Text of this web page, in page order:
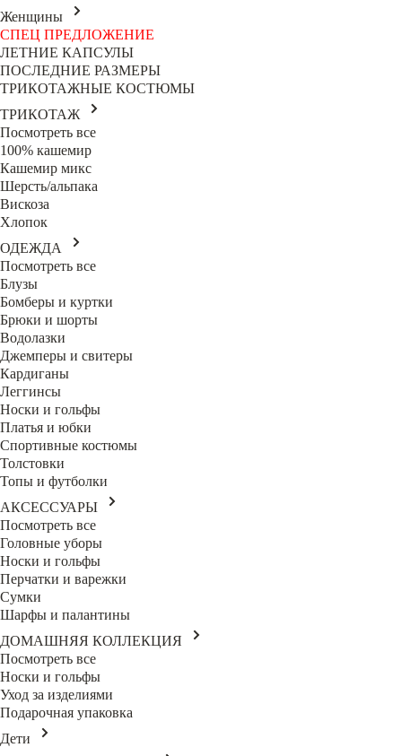
Женщины
СПЕЦ ПРЕДЛОЖЕНИЕ
ЛЕТНИЕ КАПСУЛЫ
ПОСЛЕДНИЕ РАЗМЕРЫ
ТРИКОТАЖНЫЕ КОСТЮМЫ
ТРИКОТАЖ
Посмотреть все
100% кашемир
Кашемир микс
Шерсть/альпака
Вискоза
Хлопок
ОДЕЖДА
Посмотреть все
Блузы
Бомберы и куртки
Брюки и шорты
Водолазки
Джемперы и свитеры
Кардиганы
Леггинсы
Носки и гольфы
Платья и юбки
Спортивные костюмы
Толстовки
Топы и футболки
АКСЕССУАРЫ
Посмотреть все
Головные уборы
Носки и гольфы
Перчатки и варежки
Сумки
Шарфы и палантины
ДОМАШНЯЯ КОЛЛЕКЦИЯ
Посмотреть все
Носки и гольфы
Уход за изделиями
Подарочная упаковка
Дети